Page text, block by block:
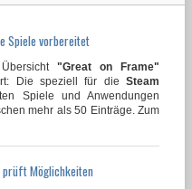
Spiele vorbereitet
"Great on Frame"
Die speziell für die Steam
Spiele und Anwendungen
mehr als 50 Einträge. Zum
prüft Möglichkeiten